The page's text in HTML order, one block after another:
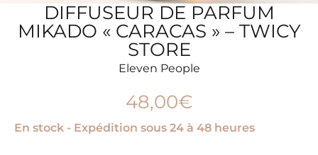
DIFFUSEUR DE PARFUM
MIKADO « CARACAS » – TWICY
STORE
Eleven People
48,00€
En stock - Expédition sous 24 à 48 heures